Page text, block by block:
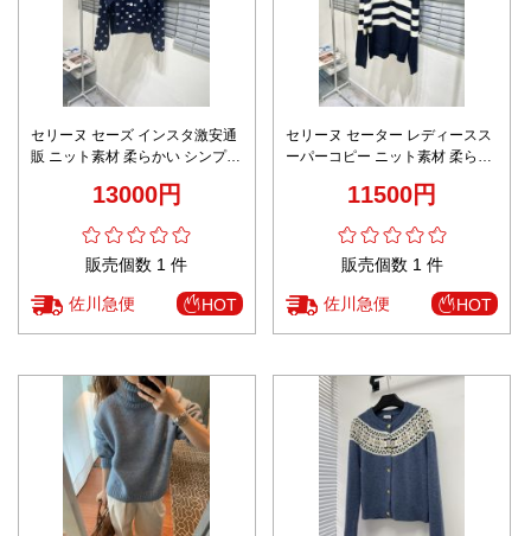
セリーヌ セーズ インスタ激安通
販 ニット素材 柔らかい シンプル
13000円
販売個数 1 件
佐川急便 HOT
セリーヌ セーター レディースス
ーパーコピー ニット素材 柔らか
11500円
販売個数 1 件
佐川急便 HOT